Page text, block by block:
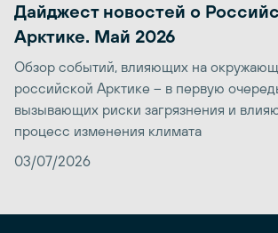
Дайджест новостей о
Арктике. Май 2026
Обзор событий, влияющих на
российской Арктике – в первую
вызывающих риски загрязнения и
процесс изменения климата
03/07/2026